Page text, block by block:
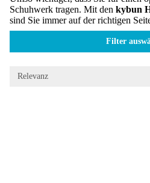
Schuhwerk tragen. Mit den kybun
sind Sie immer auf der richtigen
Filter